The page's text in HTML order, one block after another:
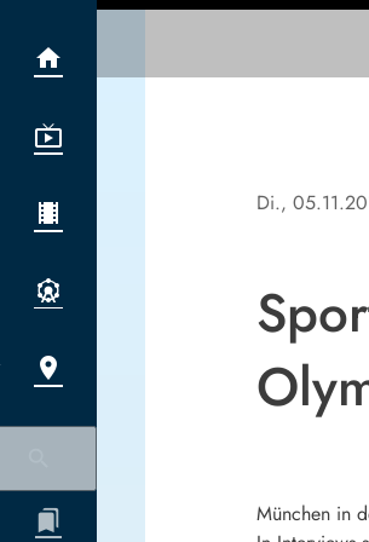
Di.,
München in